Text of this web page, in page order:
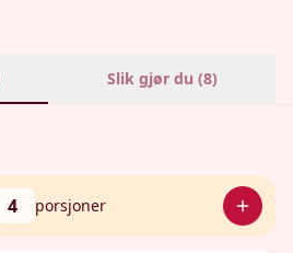
Slik gjør du (8)
4 porsjoner